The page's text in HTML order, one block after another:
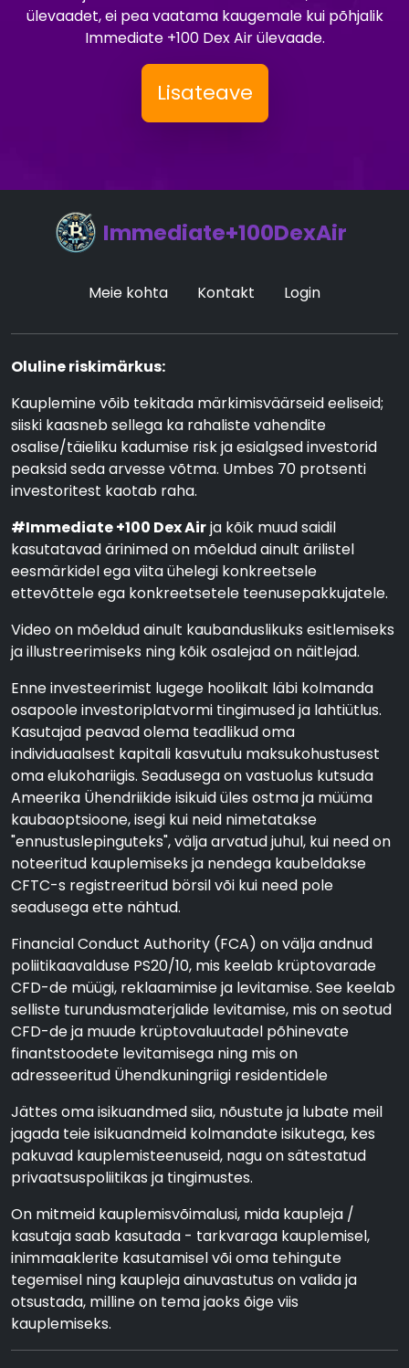
ülevaadet, ei pea vaatama kaugemale kui põhjalik
Immediate +100 Dex Air ülevaade.
Lisateave
Immediate+100DexAir
Meie kohta Kontakt Login
Oluline riskimärkus:
Kauplemine võib tekitada märkimisväärseid eeliseid;
siiski kaasneb sellega ka rahaliste vahendite
osalise/täieliku kadumise risk ja esialgsed investorid
peaksid seda arvesse võtma. Umbes 70 protsenti
investoritest kaotab raha.
#Immediate +100 Dex Airja kõik muud saidil
kasutatavad ärinimed on mõeldud ainult ärilistel
eesmärkidel ega viita ühelegi konkreetsele
ettevõttele ega konkreetsetele teenusepakkujatele.
Video on mõeldud ainult kaubanduslikuks esitlemiseks
ja illustreerimiseks ning kõik osalejad on näitlejad.
Enne investeerimist lugege hoolikalt läbi kolmanda
osapoole investoriplatvormi tingimused ja lahtiütlus.
Kasutajad peavad olema teadlikud oma
individuaalsest kapitali kasvutulu maksukohustusest
oma elukohariigis. Seadusega on vastuolus kutsuda
Ameerika Ühendriikide isikuid üles ostma ja müüma
kaubaoptsioone, isegi kui neid nimetatakse
"ennustuslepinguteks", välja arvatud juhul, kui need on
noteeritud kauplemiseks ja nendega kaubeldakse
CFTC-s registreeritud börsil või kui need pole
seadusega ette nähtud.
Financial Conduct Authority (FCA) on välja andnud
poliitikaavalduse PS20/10, mis keelab krüptovarade
CFD-de müügi, reklaamimise ja levitamise. See keelab
selliste turundusmaterjalide levitamise, mis on seotud
CFD-de ja muude krüptovaluutadel põhinevate
finantstoodete levitamisega ning mis on
adresseeritud Ühendkuningriigi residentidele
Jättes oma isikuandmed siia, nõustute ja lubate meil
jagada teie isikuandmeid kolmandate isikutega, kes
pakuvad kauplemisteenuseid, nagu on sätestatud
privaatsuspoliitikas ja tingimustes.
On mitmeid kauplemisvõimalusi, mida kaupleja /
kasutaja saab kasutada - tarkvaraga kauplemisel,
inimmaaklerite kasutamisel või oma tehingute
tegemisel ning kaupleja ainuvastutus on valida ja
otsustada, milline on tema jaoks õige viis
kauplemiseks.